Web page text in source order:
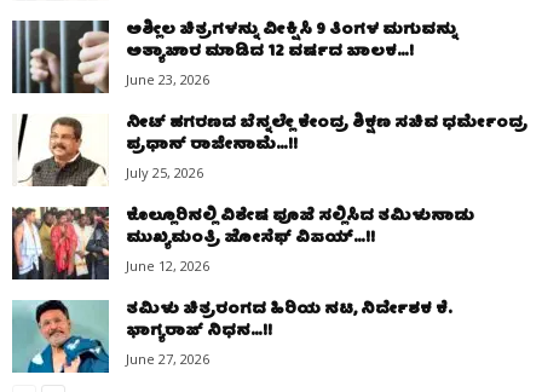
ಅಶ್ಲೀಲ ಚಿತ್ರಗಳನ್ನು ವೀಕ್ಷಿಸಿ 9 ತಿಂಗಳ ಮಗುವನ್ನು
ಅತ್ಯಾಚಾರ ಮಾಡಿದ 12 ವರ್ಷದ ಬಾಲಕ…!
June 23, 2026
ನೀಟ್ ಹಗರಣದ ಬೆನ್ನಲ್ಲೇ ಕೇಂದ್ರ ಶಿಕ್ಷಣ ಸಚಿವ ಧರ್ಮೇಂದ್ರ
ಪ್ರಧಾನ್ ರಾಜೀನಾಮೆ…!!
July 25, 2026
ಕೊಲ್ಲೂರಿನಲ್ಲಿ ವಿಶೇಷ ಪೂಜೆ ಸಲ್ಲಿಸಿದ ತಮಿಳುನಾಡು
ಮುಖ್ಯಮಂತ್ರಿ ಜೋಸೆಫ್ ವಿಜಯ್…!!
June 12, 2026
ತಮಿಳು ಚಿತ್ರರಂಗದ ಹಿರಿಯ ನಟ, ನಿರ್ದೇಶಕ ಕೆ.
ಭಾಗ್ಯರಾಜ್ ನಿಧನ…!!
June 27, 2026